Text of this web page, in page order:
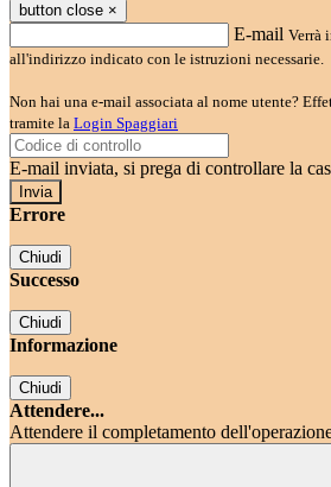
button close ×
E-mail Verrà
all'indirizzo indicato con le istruzioni necessarie.
Non hai una e-mail associata al nome utente?
tramite la Login Spaggiari
E-mail inviata, si prega di controllare la
Errore
Chiudi
Successo
Chiudi
Informazione
Chiudi
Attendere...
Attendere il completamento